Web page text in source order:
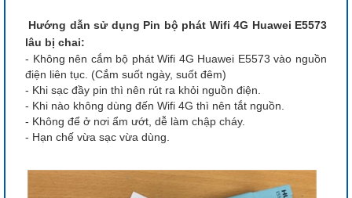
Hướng dẫn sử dụng Pin bộ phát Wifi 4G Huawei E5573
lâu bị chai:
- Không nên cắm bộ phát Wifi 4G Huawei E5573 vào nguồn
điện liên tục. (Cắm suốt ngày, suốt đêm)
- Khi sạc đầy pin thì nên rút ra khỏi nguồn điện.
- Khi nào không dùng đến Wifi 4G thì nên tắt nguồn.
- Không để ở nơi ẩm ướt, dễ làm chập cháy.
- Hạn chế vừa sạc vừa dùng.